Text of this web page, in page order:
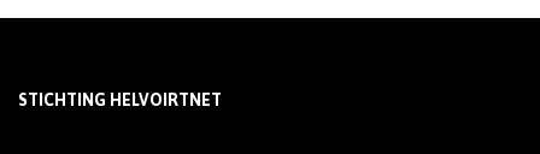
STICHTING HELVOIRTNET